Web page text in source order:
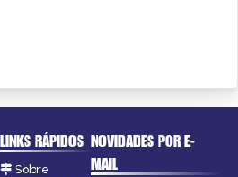
LINKS RÁPIDOS
Sobre
NOVIDADES POR E-
MAIL